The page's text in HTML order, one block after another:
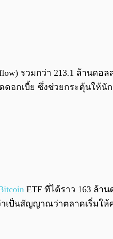
รวมกว่า 213.1 ล้านดอ
ดอกเบี้ย ซึ่งช่วยกระตุ้นให้
ETF ที่ได้ราว 163 ล้า
าเป็นสัญญาณว่าตลาดเริ่มใ